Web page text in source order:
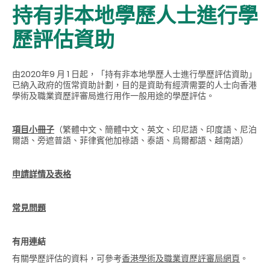
持有非本地學歷人士進行學
歷評估資助
由2020年9 月 1 日起，「持有非本地學歷人士進行學歷評估資助」
已納入政府的恆常資助計劃，目的是資助有經濟需要的人士向香港
學術及職業資歷評審局進行用作一般用途的學歷評估。
項目小冊子 （繁體中文、簡體中文、英文、印尼語 、印度語、尼泊
爾語、旁遮普語 、 菲律賓他加祿語、泰語 、烏爾都語、越南語）
申請詳情及表格
常見問題
有用連結
有關學歷評估的資料，可參考香港學術及職業資歷評審局網頁 。